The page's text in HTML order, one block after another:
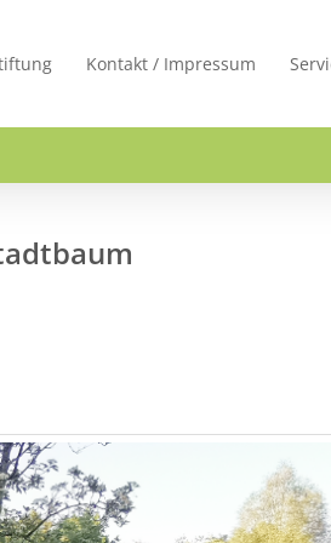
Kontakt / Impressum